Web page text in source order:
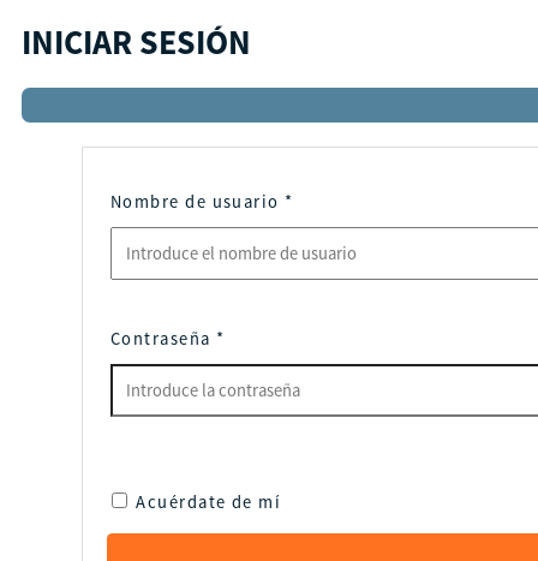
INICIAR SESIÓN
Nombre de usuario *
Contraseña *
Acuérdate de mí